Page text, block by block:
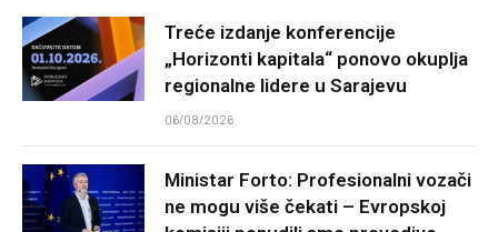
Treće izdanje konferencije
„Horizonti kapitala“ ponovo okuplja
regionalne lidere u Sarajevu
06/08/2026
Ministar Forto: Profesionalni vozači
ne mogu više čekati – Evropskoj